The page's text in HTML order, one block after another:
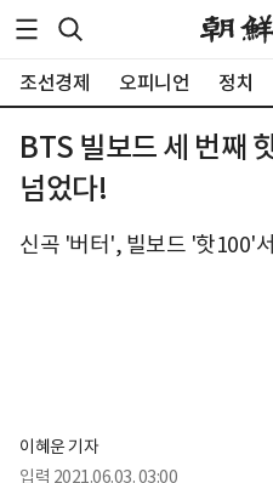
조선경제 오피니언 정치
BTS 빌보드 세 번째
넘었다!
신곡 '버터', 빌보드 '핫100'
이혜운 기자
입력 2021.06.03. 03:00